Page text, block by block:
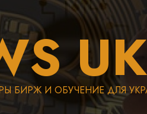
БИРЖ И ОБУЧЕНИЕ ДЛЯ